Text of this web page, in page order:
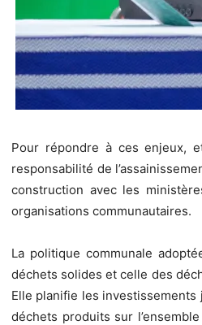
Pour répondre à ces enjeux,
responsabilité de
construction avec les
organisations communautaires.
La politique communale
déchets solides et celle des
Elle planifie les
déchets produits sur